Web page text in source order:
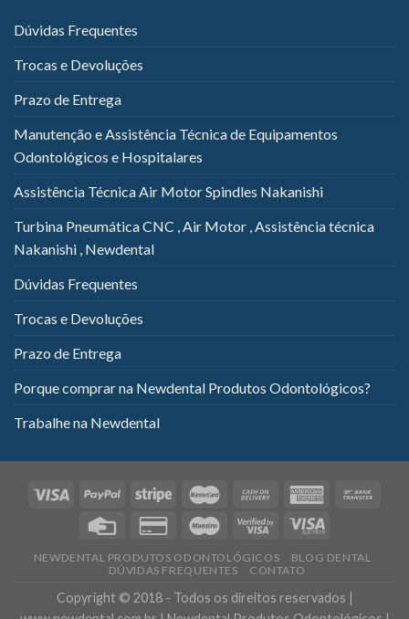
Dúvidas Frequentes
Trocas e Devoluções
Prazo de Entrega
Manutenção e Assistência Técnica de Equipamentos
Odontológicos e Hospitalares
Assistência Técnica Air Motor Spindles Nakanishi
Turbina Pneumática CNC , Air Motor , Assistência técnica
Nakanishi , Newdental
Dúvidas Frequentes
Trocas e Devoluções
Prazo de Entrega
Porque comprar na Newdental Produtos Odontológicos?
Trabalhe na Newdental
NEWDENTAL PRODUTOS ODONTOLÓGICOS
BLOG DENTAL
DÚVIDAS FREQUENTES
CONTATO
Copyright © 2018 - Todos os direitos reservados |